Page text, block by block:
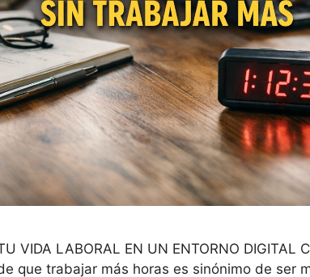
VIDA LABORAL EN UN ENTORNO DIGITAL
que trabajar más horas es sinónimo de ser